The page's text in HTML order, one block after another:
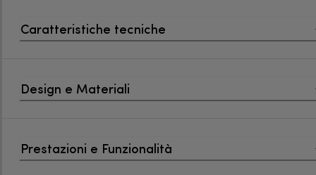
Caratteristiche tecniche
Design e Materiali
Prestazioni e Funzionalità